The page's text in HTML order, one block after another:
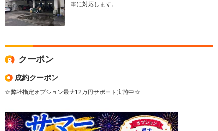
寧に対応します。
クーポン
成約クーポン
☆弊社指定オプション最大12万円サポート実施中☆